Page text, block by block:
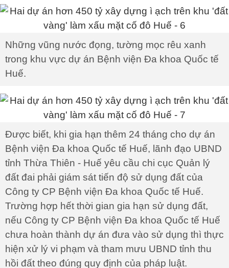
Những vũng nước đọng, tường mọc rêu xanh
trong khu vực dự án Bệnh viện Đa khoa Quốc tế
Huế.
Được biết, khi gia hạn thêm 24 tháng cho dự án
Bệnh viện Đa khoa Quốc tế Huế, lãnh đạo UBND
tỉnh Thừa Thiên - Huế yêu cầu chi cục Quản lý
đất đai phải giám sát tiến độ sử dụng đất của
Công ty CP Bệnh viện Đa khoa Quốc tế Huế.
Trường hợp hết thời gian gia hạn sử dụng đất,
nếu Công ty CP Bệnh viện Đa khoa Quốc tế Huế
chưa hoàn thành dự án đưa vào sử dụng thì thực
hiện xử lý vi phạm và tham mưu UBND tỉnh thu
hồi đất theo đúng quy định của pháp luật.